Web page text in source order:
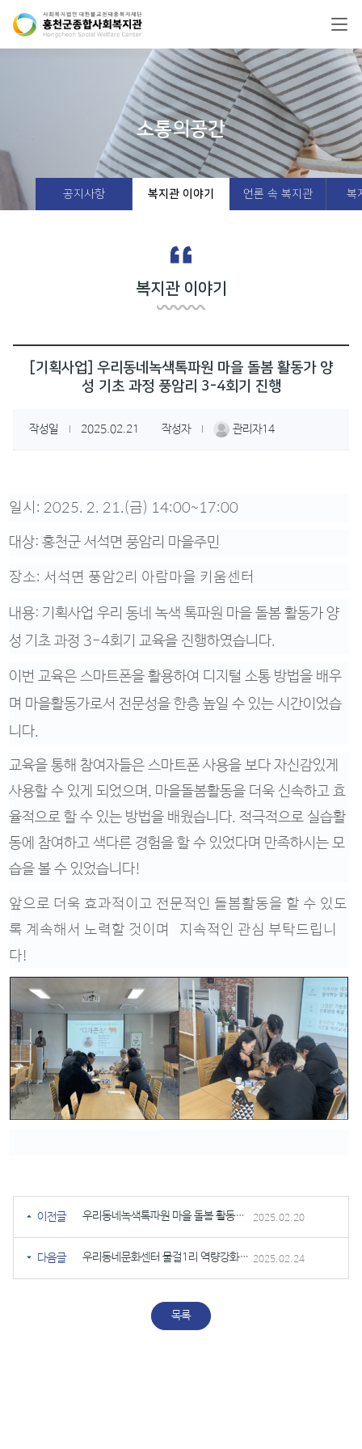
소통의공간
공지사항 복지관 이야기 언론 속 복지관 복
복지관 이야기
[기획사업] 우리동네녹색톡파원 마을 돌봄 활동가 양
성 기초 과정 풍암리 3-4회기 진행
작성일 2025.02.21 작성자 관리자14
일시: 2025. 2. 21.(금) 14:00~17:00
대상: 홍천군 서석면 풍암리 마을주민
장소: 서석면 풍암2리 아람마을 키움센터
내용: 기획사업 우리 동네 녹색 톡파원 마을 돌봄 활동가 양
성 기초 과정 3-4회기 교육을 진행하였습니다.
이번 교육은 스마트폰을 활용하여 디지털 소통 방법을 배우
며 마을활동가로서 전문성을 한층 높일 수 있는 시간이었습
니다.
교육을 통해 참여자들은 스마트폰 사용을 보다 자신감있게
사용할 수 있게 되었으며, 마을돌봄활동을 더욱 신속하고 효
율적으로 할 수 있는 방법을 배웠습니다. 적극적으로 실습활
동에 참여하고 색다른 경험을 할 수 있었다며 만족하시는 모
습을 볼 수 있었습니다!
앞으로 더욱 효과적이고 전문적인 돌봄활동을 할 수 있도
록 계속해서 노력할 것이며 지속적인 관심 부탁드립니
다!
이전글 우리동네녹색톡파원 마을 돌봄 활동가 양성 기초 과정 물걸리 3-4회기 진행 2025.02.20
다음글 우리동네문화센터 물걸1리 역량강화교육 2회기 진행 2025.02.24
목록